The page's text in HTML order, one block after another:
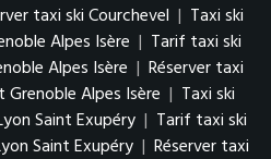
taxi ski Courchevel | Taxi ski
Alpes Isère | Tarif taxi ski
Alpes Isère | Réserver taxi
Alpes Isère | Taxi ski
Saint Exupéry | Tarif taxi ski
Saint Exupéry | Réserver taxi